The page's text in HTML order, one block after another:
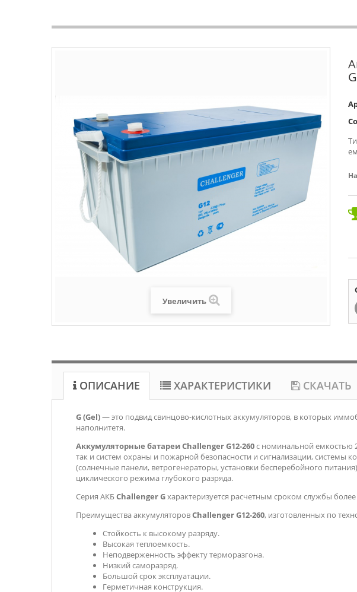
Увеличить
ОПИСАНИЕ ХАРАКТЕРИСТИКИ СКАЧАТЬ
G (Gel)— это подвид свинцово-кислотных аккумуляторов, в которых
наполнитетя.
Аккумуляторные батареи Challenger G12-260с номинальной емкостью
так и систем охраны и пожарной безопасности и сигнализации, системы
(солнечные панели, ветрогенераторы, установки бесперебойного питания)
циклического режима глубокого разряда.
Серия АКБChallenger Gхарактеризуется расчетным сроком службы более
Преимущества аккумуляторовChallenger G12-260, изготовленных по
Стойкость к высокому разряду.
Высокая теплоемкость.
Неподверженность эффекту терморазгона.
Низкий саморазряд.
Большой срок эксплуатации.
Герметичная конструкция.